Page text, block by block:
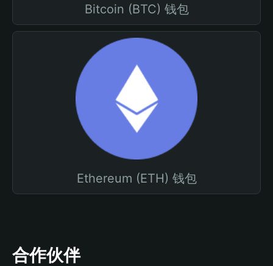
Bitcoin (BTC) 钱包
Ethereum (ETH) 钱包
合作伙伴